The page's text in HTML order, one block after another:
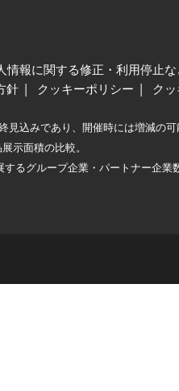
情報に関する修正・利用停止
針
クッキーポリシー ク
込みであり、開催時には増減の可
示面積の比較。
るグループ企業・パートナー企業